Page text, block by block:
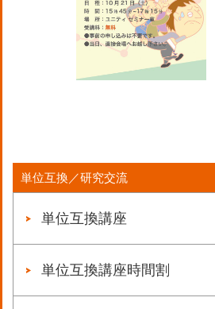
単位互換／研究交流
単位互換講座
単位互換講座時間割